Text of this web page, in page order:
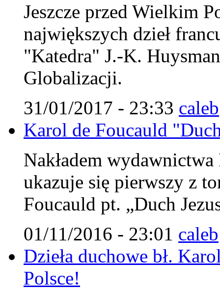
Jeszcze przed Wielkim
największych dzieł
"Katedra" J.-K.
Globalizacji.
31/01/2017 - 23:33 caleb
Karol de Foucauld
Nakładem
ukazuje się pierwszy z
Foucauld pt. „Duch
01/11/2016 - 23:01 caleb
Dzieła duchowe bł.
Polsce!